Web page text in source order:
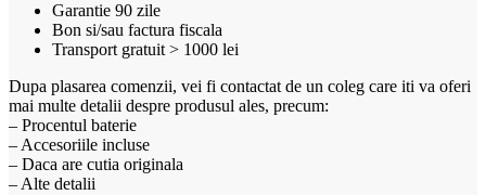
Garantie 90 zile
Bon si/sau factura fiscala
Transport gratuit > 1000 lei
Dupa plasarea comenzii, vei fi contactat de un coleg care iti va oferi
mai multe detalii despre produsul ales, precum:
– Procentul baterie
– Accesoriile incluse
– Daca are cutia originala
– Alte detalii